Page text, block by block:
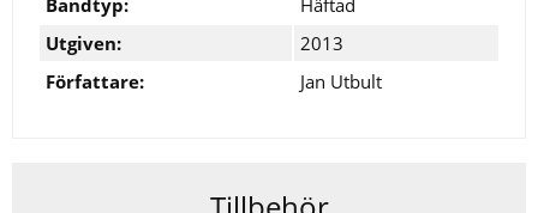
Bandtyp:
Häftad
Utgiven:
2013
Författare:
Jan Utbult